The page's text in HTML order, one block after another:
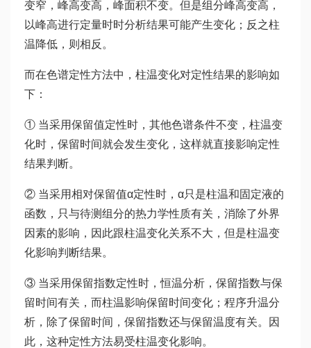
变窄，峰高变高，峰面积不变。但是组分峰高变高，
以峰高进行定量时时分析结果可能产生变化；反之柱
温降低，则相反。
而在色谱定性方法中，柱温变化对定性结果的影响如
下：
① 当采用保留值定性时，其他色谱条件不变，柱温变
化时，保留时间就会发生变化，这样就直接影响定性
结果判断。
② 当采用相对保留值α定性时，α只是柱温和固定液的
函数，只与待测组分的热力学性质有关，消除了外界
因素的影响，因此跟柱温变化关系不大，但是柱温变
化影响判断结果。
③ 当采用保留指数定性时，恒温分析，保留指数与保
留时间有关，而柱温影响保留时间变化；程序升温分
析，除了保留时间，保留指数还与保留温度有关。因
此，这种定性方法易受柱温变化影响。